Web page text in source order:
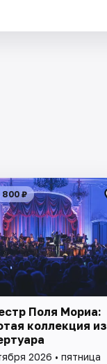
800 ₽
Поля Мориа:
коллекция из
2026 • пятница